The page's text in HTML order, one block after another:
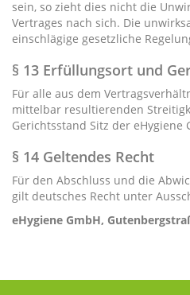
sein, so zieht dies nicht die
Vertrages nach sich. Die
einschlägige gesetzliche
§ 13 Erfüllungsort und
Für alle aus dem
mittelbar resultierenden
Gerichtsstand Sitz der eHygiene
§ 14 Geltendes Recht
Für den Abschluss und die
gilt deutsches Recht unter
eHygiene GmbH,